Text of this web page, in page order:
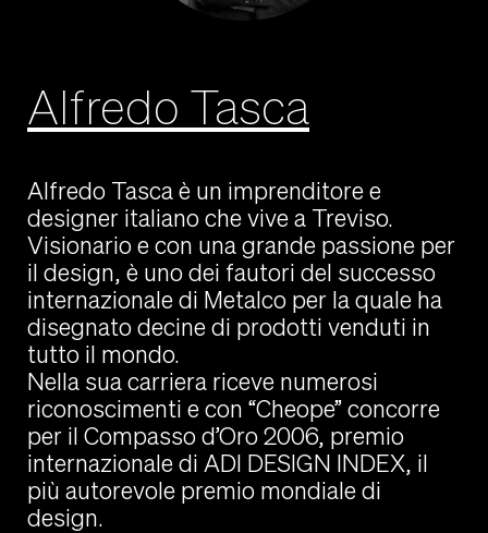
Alfredo Tasca
Alfredo Tasca è un imprenditore e
designer italiano che vive a Treviso.
Visionario e con una grande passione per
il design, è uno dei fautori del successo
internazionale di Metalco per la quale ha
disegnato decine di prodotti venduti in
tutto il mondo.
Nella sua carriera riceve numerosi
riconoscimenti e con “Cheope” concorre
per il Compasso d’Oro 2006, premio
internazionale di ADI DESIGN INDEX, il
più autorevole premio mondiale di
design.